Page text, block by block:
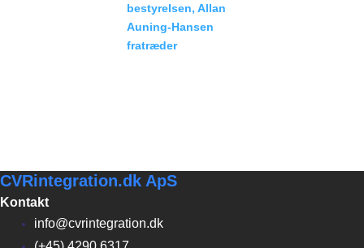
bestyrelsen, Allan
Auning‑Hansen
fratræder
CVRintegration.dk ApS
Kontakt
info@cvrintegration.dk